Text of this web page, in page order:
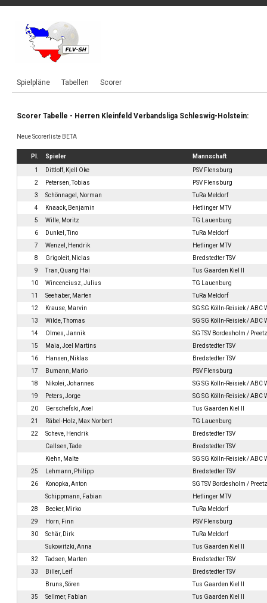
Spielpläne Tabellen Scorer
Scorer Tabelle - Herren Kleinfeld Verbandsliga Schleswig-Holstein:
Neue Scorerliste BETA
Pl. Spieler Mannschaft
1 Dittloff, Kjell Oke
PSV Flensburg
2
Petersen, Tobias
PSV Flensburg
3
Schönnagel, Norman
TuRa Meldorf
4
Knaack, Benjamin
Hetlinger MTV
5
Wille, Moritz
TG Lauenburg
6
Dunkel, Tino
TuRa Meldorf
7
Wenzel, Hendrik
Hetlinger MTV
8
Grigoleit, Niclas
Bredstedter TSV
9
Tran, Quang Hai
Tus Gaarden Kiel II
10
Wincenciusz, Julius
TG Lauenburg
11
Seehaber, Marten
TuRa Meldorf
12
Krause, Marvin
SG SG Kölln-Reisiek / ABC
13
Wilde, Thomas
SG SG Kölln-Reisiek / ABC
14
Olmes, Jannik
SG TSV Bordesholm /
15
Maia, Joel Martins
Bredstedter TSV
16
Hansen, Niklas
Bredstedter TSV
17
Bumann, Mario
PSV Flensburg
18
Nikolei, Johannes
SG SG Kölln-Reisiek / ABC
19
Peters, Jorge
SG SG Kölln-Reisiek / ABC
20
Gerschefski, Axel
Tus Gaarden Kiel II
21
Räbel-Holz, Max Norbert
TG Lauenburg
22
Scheve, Hendrik
Bredstedter TSV
Callsen, Tade
Bredstedter TSV
Kiehn, Malte
SG SG Kölln-Reisiek / ABC
25
Lehmann, Philipp
Bredstedter TSV
26
Konopka, Anton
SG TSV Bordesholm /
Schippmann, Fabian
Hetlinger MTV
28
Becker, Mirko
TuRa Meldorf
29
Horn, Finn
PSV Flensburg
30
Schär, Dirk
TuRa Meldorf
Sukowitzki, Anna
Tus Gaarden Kiel II
32
Tadsen, Marten
Bredstedter TSV
33
Biller, Leif
Bredstedter TSV
Bruns, Sören
Tus Gaarden Kiel II
35
Sellmer, Fabian
Tus Gaarden Kiel II